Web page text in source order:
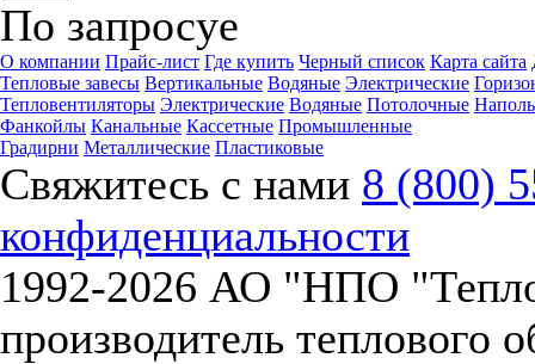
По запросуе
О компании Прайс-лист Где купить Черный список Карта сайта
Тепловые завесы Вертикальные Водяные Электрические
Тепловентиляторы Электрические Водяные Потолочные
Фанкойлы Канальные Кассетные Промышленные
Градирни Металлические Пластиковые
Свяжитесь с нами 8 (800)
конфиденциальности
1992-2026 АО "НПО
производитель теплового